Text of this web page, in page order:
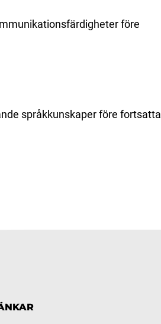
före
språkkunskaper före fortsatta